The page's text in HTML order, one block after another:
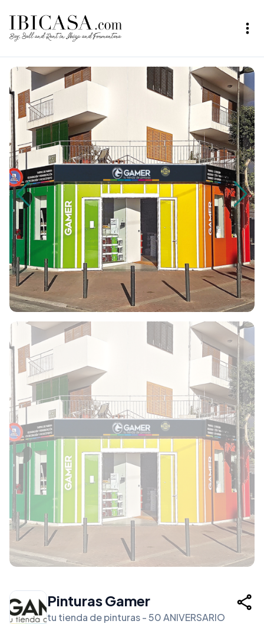
Pinturas Gamer
tu tienda de pinturas - 50 ANIVERSARIO